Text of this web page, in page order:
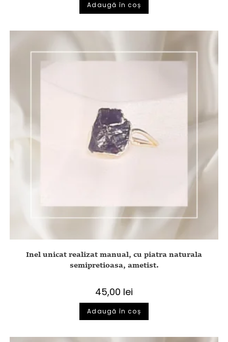
Adaugă în coș
Inel unicat realizat manual, cu piatra naturala
semipretioasa, ametist.
45,00 lei
Adaugă în coș